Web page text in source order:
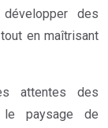
des
en maîtrisant
attentes des
le paysage de